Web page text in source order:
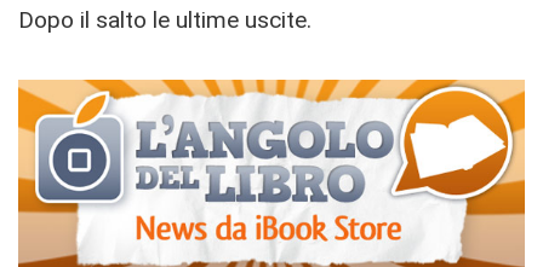
Dopo il salto le ultime uscite.